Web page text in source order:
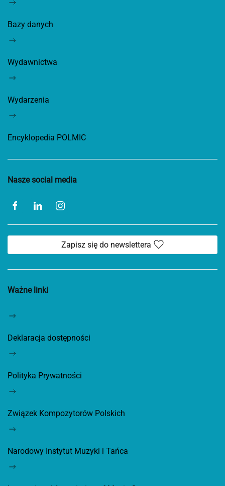
Bazy danych
Wydawnictwa
Wydarzenia
Encyklopedia POLMIC
Nasze social media
Zapisz się do newslettera
Ważne linki
Deklaracja dostępności
Polityka Prywatności
Związek Kompozytorów Polskich
Narodowy Instytut Muzyki i Tańca